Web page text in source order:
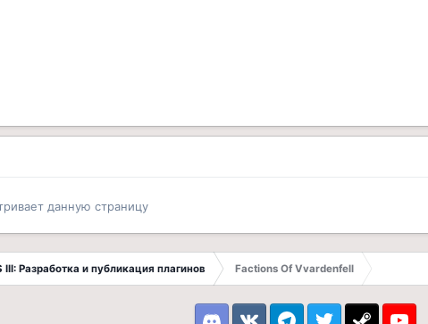
данную страницу
III: Разработка и публикация плагинов Factions Of Vvardenfell